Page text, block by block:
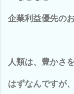
企業利益優先の
人類は、豊かさ
はずなんですが、